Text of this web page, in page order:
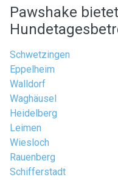
Pawshake
Schwetzingen
Eppelheim
Walldorf
Waghäusel
Heidelberg
Leimen
Wiesloch
Rauenberg
Schifferstadt